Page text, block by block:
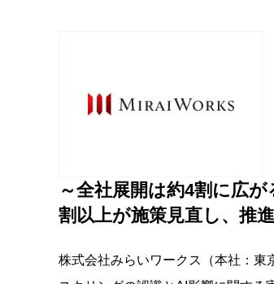
～全社展開は約4割に広
割以上が施策見直し、推
株式会社みらいワークス（本社：東